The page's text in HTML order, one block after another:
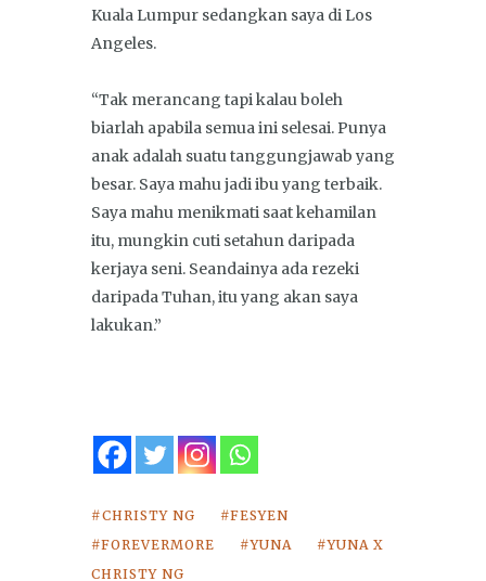
Kuala Lumpur sedangkan saya di Los
Angeles.
“Tak merancang tapi kalau boleh
biarlah apabila semua ini selesai. Punya
anak adalah suatu tanggungjawab yang
besar. Saya mahu jadi ibu yang terbaik.
Saya mahu menikmati saat kehamilan
itu, mungkin cuti setahun daripada
kerjaya seni. Seandainya ada rezeki
daripada Tuhan, itu yang akan saya
lakukan.”
CHRISTY NG
FESYEN
FOREVERMORE
YUNA
YUNA X
CHRISTY NG